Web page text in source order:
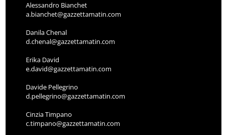
Alessandro Bianchet
a.bianchet@gazzettamatin.com
Danila Chenal
d.chenal@gazzettamatin.com
Erika David
e.david@gazzettamatin.com
Davide Pellegrino
d.pellegrino@gazzettamatin.com
Cinzia Timpano
c.timpano@gazzettamatin.com